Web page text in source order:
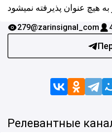
279@zarinsignal_com
Релевантные